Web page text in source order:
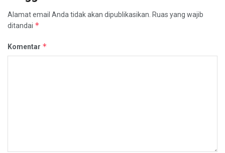
Alamat email Anda tidak akan dipublikasikan. Ruas yang wajib
ditandai *
Komentar *